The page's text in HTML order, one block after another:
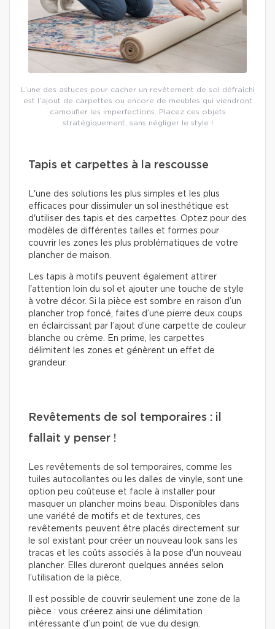
L’une des astuces pour cacher un revêtement de sol défraichi
est l’ajout de carpettes ou encore de meubles qui viendront
camoufler les imperfections. Placez ces objets
stratégiquement, sans négliger le style !
Tapis et carpettes à la rescousse
L'une des solutions les plus simples et les plus
efficaces pour dissimuler un sol inesthétique est
d'utiliser des tapis et des carpettes. Optez pour des
modèles de différentes tailles et formes pour
couvrir les zones les plus problématiques de votre
plancher de maison.
Les tapis à motifs peuvent également attirer
l'attention loin du sol et ajouter une touche de style
à votre décor. Si la pièce est sombre en raison d’un
plancher trop foncé, faites d’une pierre deux coups
en éclaircissant par l’ajout d’une carpette de couleur
blanche ou crème. En prime, les carpettes
délimitent les zones et génèrent un effet de
grandeur.
Revêtements de sol temporaires : il
fallait y penser !
Les revêtements de sol temporaires, comme les
tuiles autocollantes ou les dalles de vinyle, sont une
option peu coûteuse et facile à installer pour
masquer un plancher moins beau. Disponibles dans
une variété de motifs et de textures, ces
revêtements peuvent être placés directement sur
le sol existant pour créer un nouveau look sans les
tracas et les coûts associés à la pose d'un nouveau
plancher. Elles dureront quelques années selon
l’utilisation de la pièce.
Il est possible de couvrir seulement une zone de la
pièce : vous créerez ainsi une délimitation
intéressante d’un point de vue du design.